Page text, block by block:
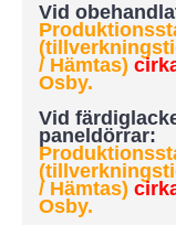
Vid
/ Hämtas)
Osby.
Vid
paneldörrar:
/ Hämtas)
Osby.